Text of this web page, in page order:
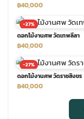
฿40,000
-27%
ดอกไม้งานศพ วัดเทพลีลา
฿40,000
-27%
ดอกไม้งานศพ วัดราชสิงขร
฿40,000